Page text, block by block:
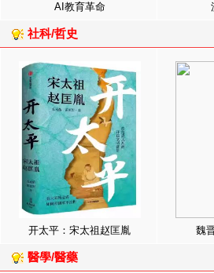
AI教育革命
社科/哲史
开太平：宋太祖赵匡胤 魏
醫學/醫藥